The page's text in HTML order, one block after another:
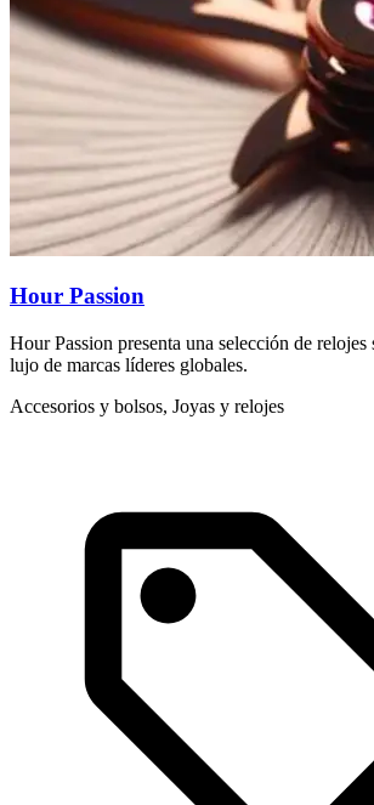
Hour Passion
Hour Passion presenta una selección de
lujo de marcas líderes globales.
Accesorios y bolsos, Joyas y relojes